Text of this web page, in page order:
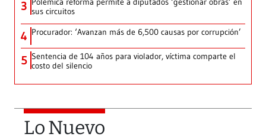
3 sus circuitos
4 Procurador: ‘Avanzan más de 6,500 causas por corrupción’
5 Sentencia de 104 años para violador, víctima comparte el
costo del silencio
Lo Nuevo